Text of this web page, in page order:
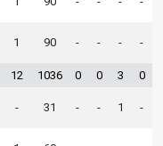
1 90 - - - -
12 1036 0 0 3 0
- 31 - - 1 -